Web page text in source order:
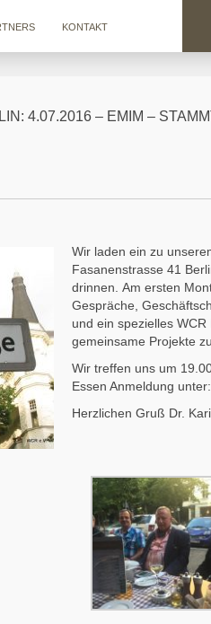
KONTAKT
4.07.2016 – EMIM –
Wir laden ein zu
Fasanenstrasse 41
drinnen. Am ersten
Gespräche,
und ein spezielles
gemeinsame Projekte
Wir treffen uns um
Essen Anmeldung unter:
Herzlichen Gruß Dr.